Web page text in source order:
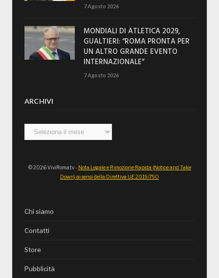
7 Agosto 2026
MONDIALI DI ATLETICA 2029,
GUALTIERI: “ROMA PRONTA PER
UN ALTRO GRANDE EVENTO
INTERNAZIONALE”
7 Agosto 2026
ARCHIVI
Archivi
© 2026 ViviRoma.tv - Nota Legale e Rimozione Rapida (Notice and Take
Down) ai sensi della Direttiva UE 2019/790
Chi siamo
Contatti
Store
Pubblicità